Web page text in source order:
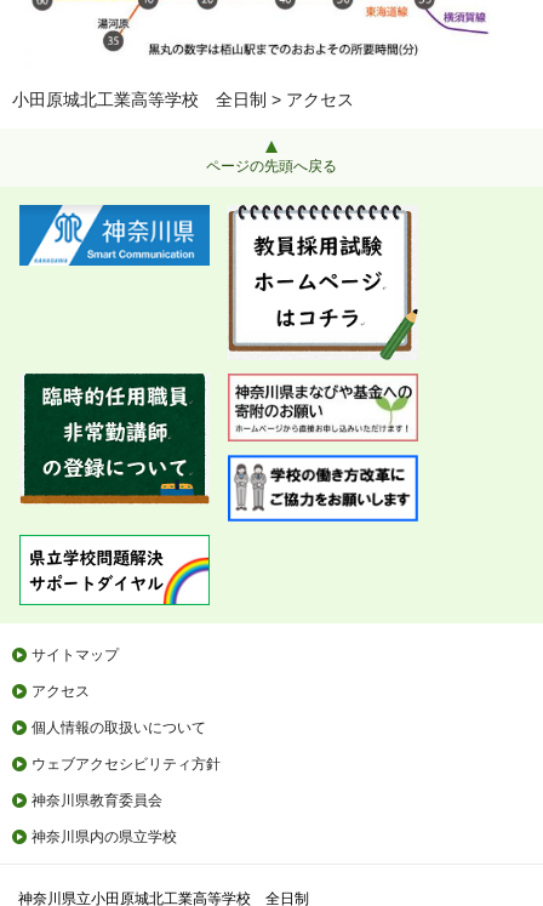
小田原城北工業高等学校 全日制 > アクセス
ページの先頭へ戻る
サイトマップ
アクセス
個人情報の取扱いについて
ウェブアクセシビリティ方針
神奈川県教育委員会
神奈川県内の県立学校
神奈川県立小田原城北工業高等学校 全日制